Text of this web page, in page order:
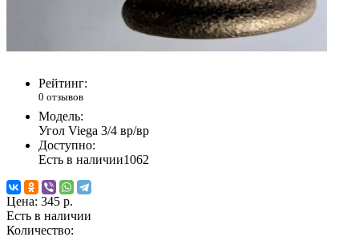
Рейтинг:
0 отзывов
Модель:
Угол Viega 3/4 вр/вр
Доступно:
Есть в наличии1062
Цена: 345 р.
Есть в наличии
Количество: